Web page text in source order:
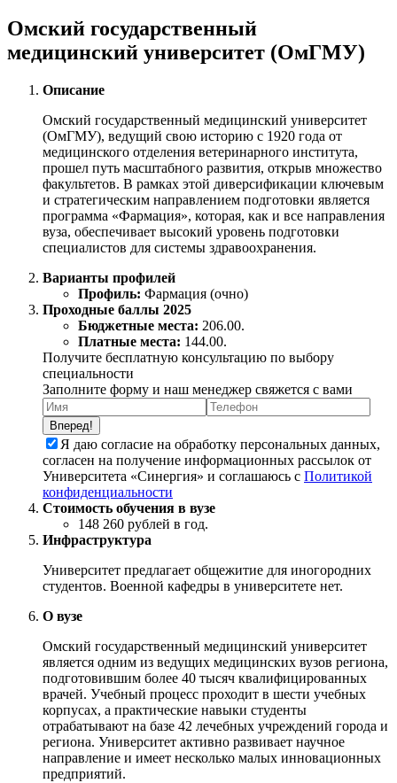
Омский государственный
медицинский университет (ОмГМУ)
Описание
Омский государственный медицинский университет
(ОмГМУ), ведущий свою историю с 1920 года от
медицинского отделения ветеринарного института,
прошел путь масштабного развития, открыв множество
факультетов. В рамках этой диверсификации ключевым
и стратегическим направлением подготовки является
программа «Фармация», которая, как и все направления
вуза, обеспечивает высокий уровень подготовки
специалистов для системы здравоохранения.
Варианты профилей
Профиль: Фармация (очно)
Проходные баллы 2025
Бюджетные места: 206.00.
Платные места: 144.00.
Получите бесплатную консультацию по выбору
специальности
Заполните форму и наш менеджер свяжется с вами
Вперед!
Я даю согласие на обработку персональных данных,
согласен на получение информационных рассылок от
Университета «Синергия» и соглашаюсь c Политикой
конфиденциальности
Стоимость обучения в вузе
148 260 рублей в год.
Инфраструктура
Университет предлагает общежитие для иногородних
студентов. Военной кафедры в университете нет.
О вузе
Омский государственный медицинский университет
является одним из ведущих медицинских вузов региона,
подготовившим более 40 тысяч квалифицированных
врачей. Учебный процесс проходит в шести учебных
корпусах, а практические навыки студенты
отрабатывают на базе 42 лечебных учреждений города и
региона. Университет активно развивает научное
направление и имеет несколько малых инновационных
предприятий.